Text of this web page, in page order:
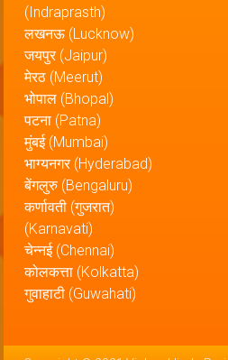
(Indraprasth)
लखनऊ (Lucknow)
जयपुर (Jaipur)
मेरठ (Meerut)
भोपाल (Bhopal)
पटना (Patna)
मुंबई (Mumbai)
भाग्यनगर (Hyderabad)
बेंगलुरु (Bengaluru)
कर्णावती (गुजरात)
(Karnavati)
चेन्नई (Chennai)
कोलकत्ता (Kolkatta)
गुवाहाटी (Guwahati)